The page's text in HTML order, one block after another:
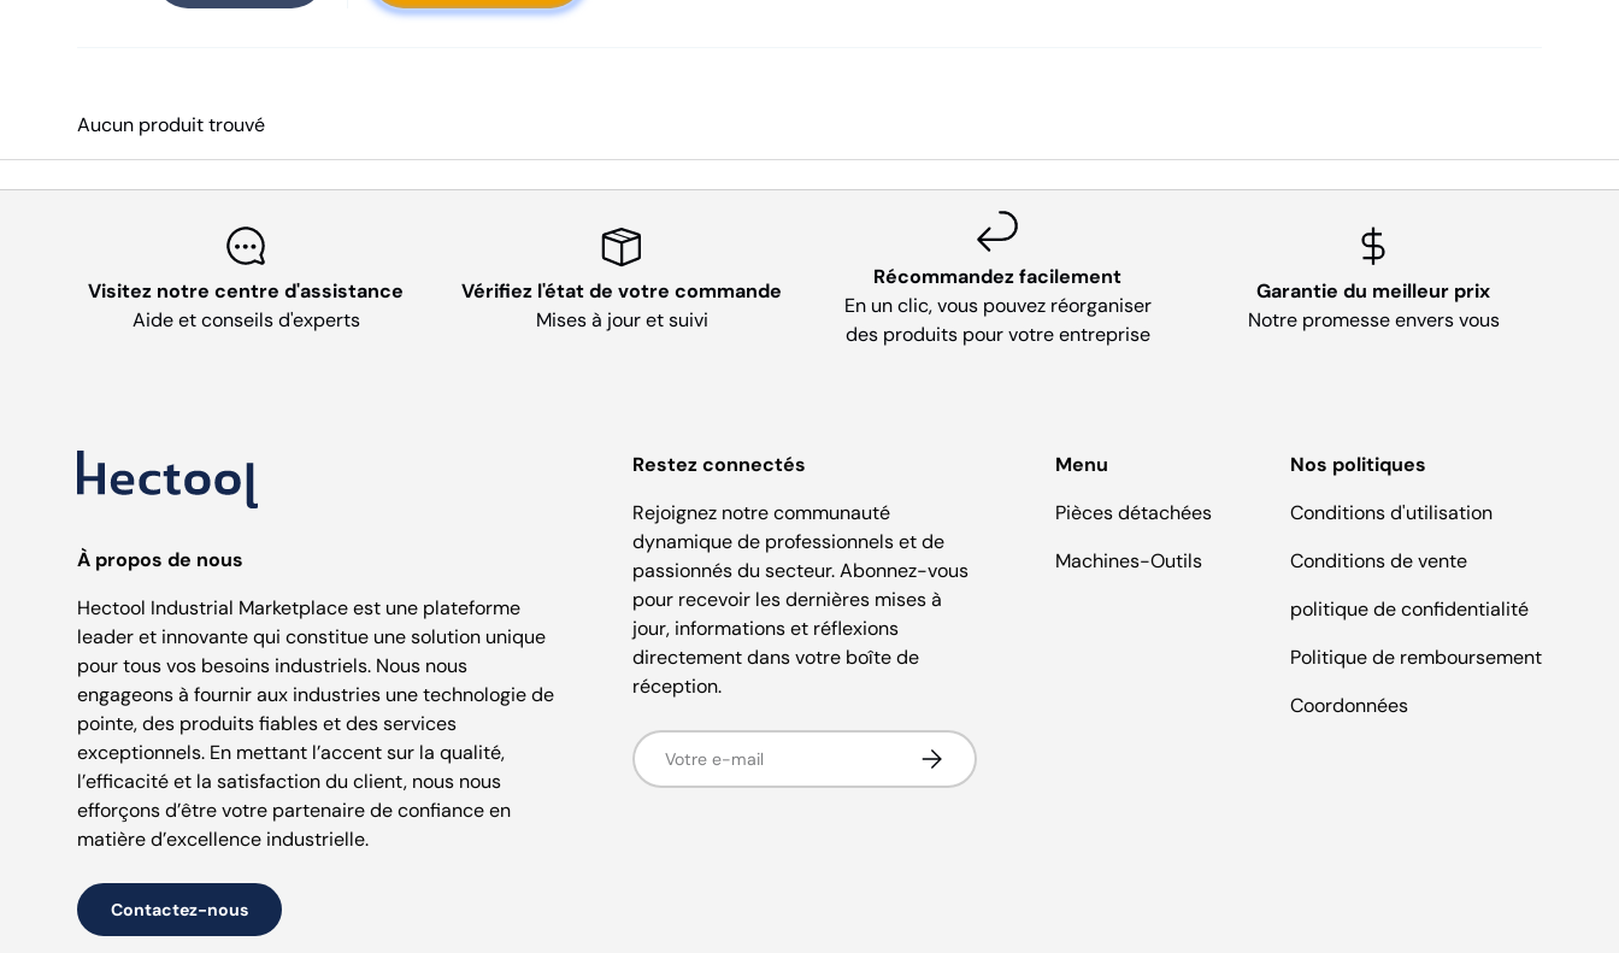
Aucun produit trouvé
Visitez notre centre d'assistance
Aide et conseils d'experts
Vérifiez l'état de votre commande
Mises à jour et suivi
Récommandez facilement
En un clic, vous pouvez réorganiser
des produits pour votre entreprise
Garantie du meilleur prix
Notre promesse envers vous
À propos de nous
Hectool Industrial Marketplace est une plateforme
leader et innovante qui constitue une solution unique
pour tous vos besoins industriels. Nous nous
engageons à fournir aux industries une technologie de
pointe, des produits fiables et des services
exceptionnels. En mettant l’accent sur la qualité,
l’efficacité et la satisfaction du client, nous nous
efforçons d’être votre partenaire de confiance en
matière d’excellence industrielle.
Contactez-nous
Restez connectés
Rejoignez notre communauté
dynamique de professionnels et de
passionnés du secteur. Abonnez-vous
pour recevoir les dernières mises à
jour, informations et réflexions
directement dans votre boîte de
réception.
E-mail S’inscrire
Menu
Pièces détachées
Machines-Outils
Nos politiques
Conditions d'utilisation
Conditions de vente
politique de confidentialité
Politique de remboursement
Coordonnées